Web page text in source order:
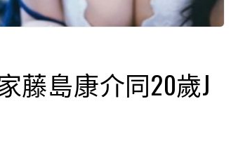
藤島康介同20歲J